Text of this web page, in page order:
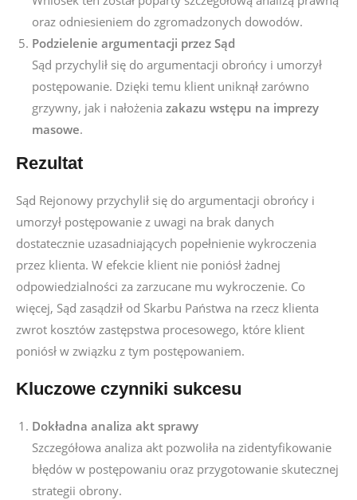
oraz odniesieniem do zgromadzonych dowodów.
Podzielenie argumentacji przez Sąd
Sąd przychylił się do argumentacji obrońcy i umorzył
postępowanie. Dzięki temu klient uniknął zarówno
grzywny, jak i nałożenia zakazu wstępu na imprezy
masowe.
Rezultat
Sąd Rejonowy przychylił się do argumentacji obrońcy i
umorzył postępowanie z uwagi na brak danych
dostatecznie uzasadniających popełnienie wykroczenia
przez klienta. W efekcie klient nie poniósł żadnej
odpowiedzialności za zarzucane mu wykroczenie. Co
więcej, Sąd zasądził od Skarbu Państwa na rzecz klienta
zwrot kosztów zastępstwa procesowego, które klient
poniósł w związku z tym postępowaniem.
Kluczowe czynniki sukcesu
Dokładna analiza akt sprawy
Szczegółowa analiza akt pozwoliła na zidentyfikowanie
błędów w postępowaniu oraz przygotowanie skutecznej
strategii obrony.